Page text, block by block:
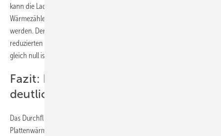
kann die Ladepumpe drehzahlgeregelt sein und über einen
Wärmezähler oder den Temperaturfühler Warmwasser geregelt
werden. Der im Rücklauf eingebaute Wärmezähler zeigt den
reduzierten Fernwärmeverbrauch an, der bei vollem Einsatz der PV
gleich null ist.
Fazit: Baelz-Moduline ermöglicht
deutliche Energieeinsparung
Das Durchflusssystem mit geregelter Baelz‑Strahlpumpe und
Plattenwärmetauscher ersetzt den konventionellen